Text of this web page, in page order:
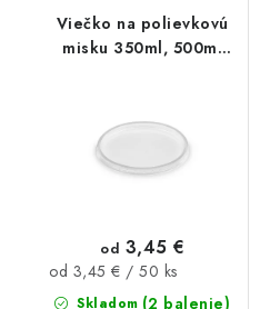
Viečko na polievkovú
misku 350ml, 500ml
Skladom (2 balenie)
od 3,45 €
Jednotková
cena:
od 3,45 € / 50 ks